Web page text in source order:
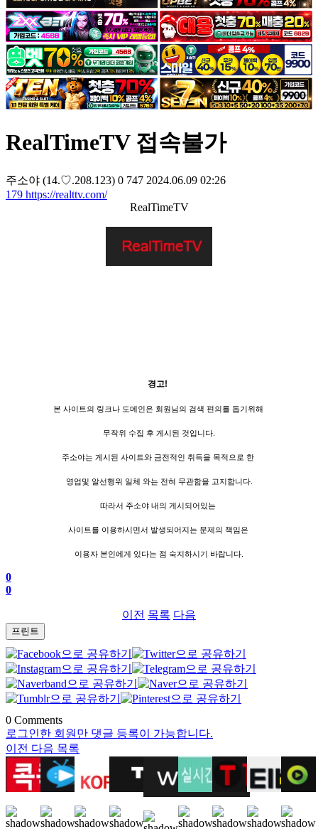
RealTimeTV 접속불가
주소야 (14.♡.208.123) 0 747 2024.06.09 02:26
179 https://realttv.com/
RealTimeTV
경고!
본 사이트의 링크나 도메인은 회원님의 검색 편의를 돕기위해
무작위 수집 후 게시된 것입니다.
주소야는 게시된 사이트와 금전적인 취득을 목적으로 한
영업및 알선행위 일체 와는 전혀 무관함을 고지합니다.
따라서 주소야 내의 게시되어있는
사이트를 이용하시면서 발생되어지는 문제의 책임은
이용자 본인에게 있다는 점 숙지하시기 바랍니다.
0
0
이전 목록 다음
프린트
0 Comments
로그인한 회원만 댓글 등록이 가능합니다.
이전 다음 목록